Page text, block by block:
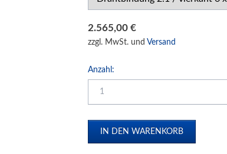
Blockleimpressen
Laminiersysteme
Papierweiterverarbeitung
2.565,00 €
zzgl. MwSt. und Versand
Anzahl: